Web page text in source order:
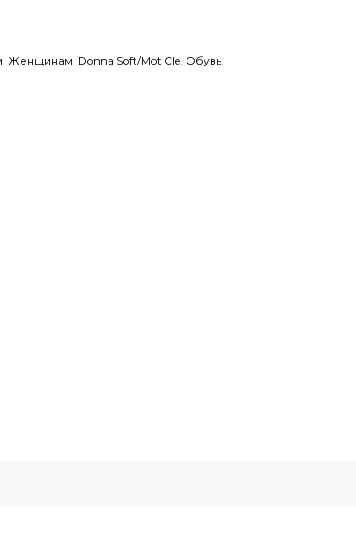
, Женщинам, Donna Soft/Mot Cle, Обувь,